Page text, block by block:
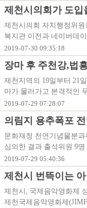
제천시의회가 도입
제천시의회 자치행정위
복지관 이전과 네이버데
2019-07-30 09:35:18
장마 후 주천강,법
제천지역의 19일부터 21
마가 물러가고 본격적인
2019-07-29 07:28:07
의림지 용추폭포
문화재청 천연기념물분
심의한 결과 출석위원 9
2019-07-29 05:40:36
제천시 번뜩이는
제천시, 국제음악영화제
제천국제음악영화제